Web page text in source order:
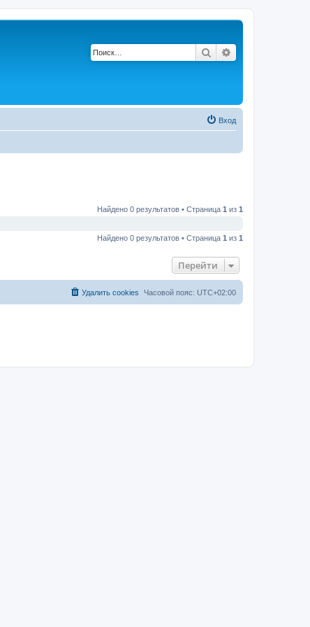
Поиск
Вход
Найдено 0 результатов • Страница 1 из 1
Найдено 0 результатов • Страница 1 из 1
Перейти
Часовой пояс: UTC+02:00
Удалить cookies